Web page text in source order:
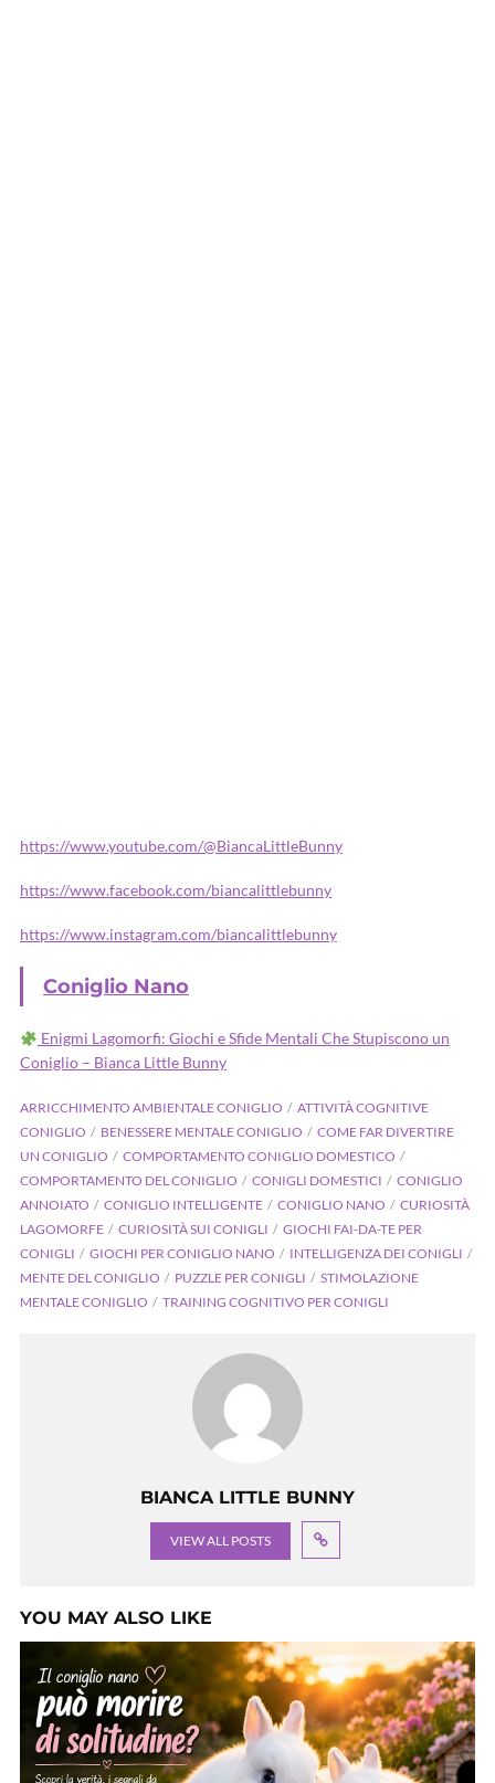
https://www.youtube.com/@BiancaLittleBunny
https://www.facebook.com/biancalittlebunny
https://www.instagram.com/biancalittlebunny
Coniglio Nano
Enigmi Lagomorfi: Giochi e Sfide Mentali Che Stupiscono un
Coniglio – Bianca Little Bunny
ARRICCHIMENTO AMBIENTALE CONIGLIO
ATTIVITÀ COGNITIVE
CONIGLIO
BENESSERE MENTALE CONIGLIO
COME FAR DIVERTIRE
UN CONIGLIO
COMPORTAMENTO CONIGLIO DOMESTICO
COMPORTAMENTO DEL CONIGLIO
CONIGLI DOMESTICI
CONIGLIO
ANNOIATO
CONIGLIO INTELLIGENTE CONIGLIO NANO
CURIOSITÀ
LAGOMORFE
CURIOSITÀ SUI CONIGLI
GIOCHI FAI-DA-TE PER
CONIGLI
GIOCHI PER CONIGLIO NANO
INTELLIGENZA DEI CONIGLI
MENTE DEL CONIGLIO
PUZZLE PER CONIGLI
STIMOLAZIONE
MENTALE CONIGLIO
TRAINING COGNITIVO PER CONIGLI
BIANCA LITTLE BUNNY
VIEW ALL POSTS
YOU MAY ALSO LIKE